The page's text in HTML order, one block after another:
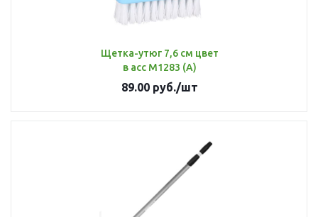
Щетка-утюг 7,6 см цвет
в асс М1283 (А)
89.00руб./шт